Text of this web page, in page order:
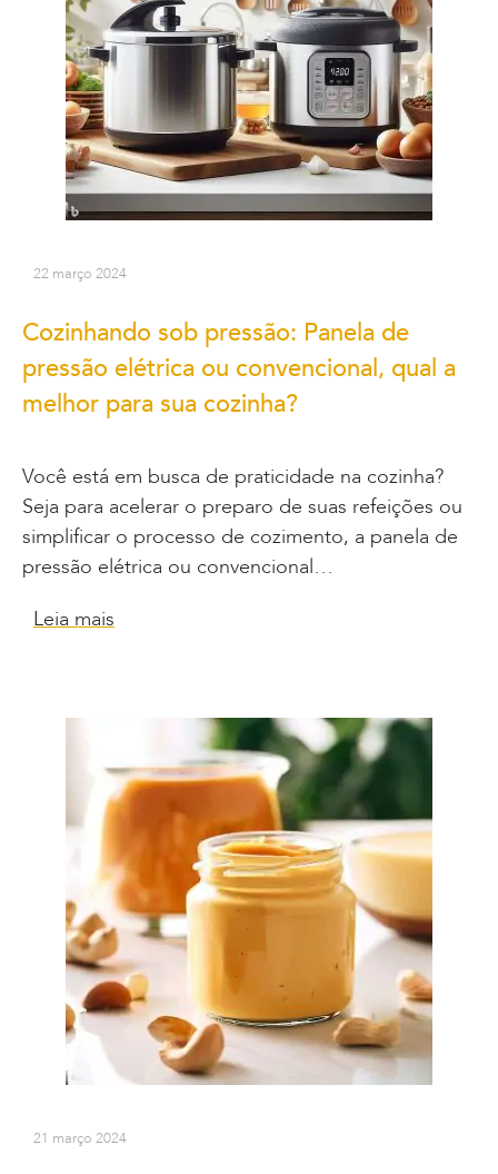
22 março 2024
Cozinhando sob pressão: Panela de
pressão elétrica ou convencional, qual a
melhor para sua cozinha?
Você está em busca de praticidade na cozinha?
Seja para acelerar o preparo de suas refeições ou
simplificar o processo de cozimento, a panela de
pressão elétrica ou convencional…
Leia mais
21 março 2024